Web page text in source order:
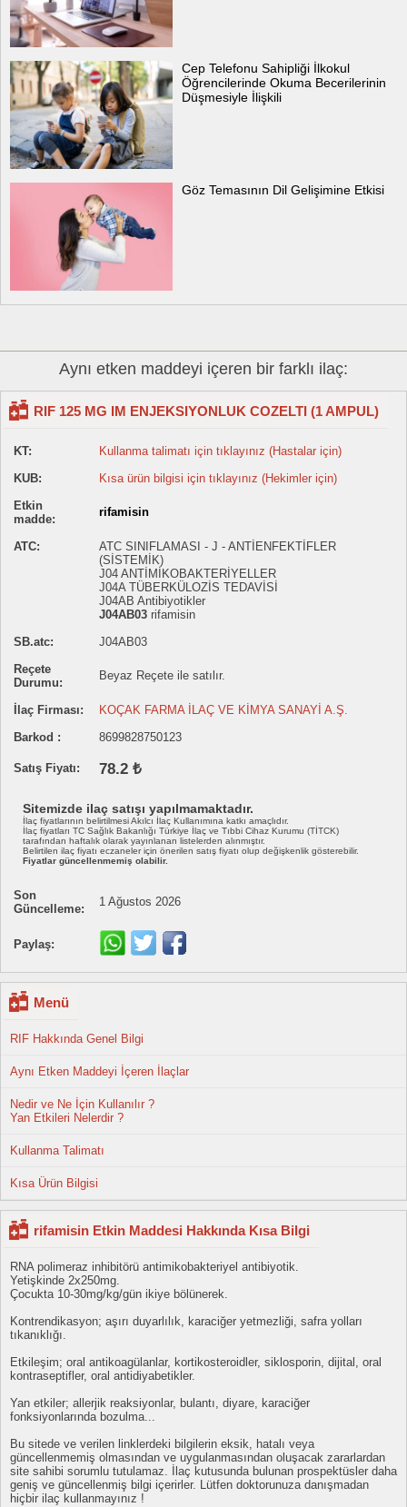
Cep Telefonu Sahipliği İlkokul
Öğrencilerinde Okuma Becerilerinin
Düşmesiyle İlişkili
Göz Temasının Dil Gelişimine Etkisi
Aynı etken maddeyi içeren bir farklı ilaç:
RIF 125 MG IM ENJEKSIYONLUK COZELTI (1 AMPUL)
KT:
Kullanma talimatı için tıklayınız (Hastalar için)
KUB:
Kısa ürün bilgisi için tıklayınız (Hekimler için)
Etkin
madde:
rifamisin
ATC:
ATC SINIFLAMASI - J - ANTİENFEKTİFLER
(SİSTEMİK)
J04 ANTİMİKOBAKTERİYELLER
J04A TÜBERKÜLOZİS TEDAVİSİ
J04AB Antibiyotikler
J04AB03 rifamisin
SB.atc:
J04AB03
Reçete
Durumu:
Beyaz Reçete ile satılır.
İlaç Firması:
KOÇAK FARMA İLAÇ VE KİMYA SANAYİ A.Ş.
Barkod :
8699828750123
Satış Fiyatı: 78.2 ₺
Sitemizde ilaç satışı yapılmamaktadır.
İlaç fiyatlarının belirtilmesi Akılcı İlaç Kullanımına katkı amaçlıdır.
İlaç fiyatları TC Sağlık Bakanlığı Türkiye İlaç ve Tıbbi Cihaz Kurumu (TİTCK)
tarafından haftalık olarak yayınlanan listelerden alınmıştır.
Belirtilen ilaç fiyatı eczaneler için önerilen satış fiyatı olup değişkenlik gösterebilir.
Fiyatlar güncellenmemiş olabilir.
Son
Güncelleme:
1 Ağustos 2026
Paylaş:
Menü
RIF Hakkında Genel Bilgi
Aynı Etken Maddeyi İçeren İlaçlar
Nedir ve Ne İçin Kullanılır ?
Yan Etkileri Nelerdir ?
Kullanma Talimatı
Kısa Ürün Bilgisi
rifamisin Etkin Maddesi Hakkında Kısa Bilgi
RNA polimeraz inhibitörü antimikobakteriyel antibiyotik.
Yetişkinde 2x250mg.
Çocukta 10-30mg/kg/gün ikiye bölünerek.
Kontrendikasyon; aşırı duyarlılık, karaciğer yetmezliği, safra yolları
tıkanıklığı.
Etkileşim; oral antikoagülanlar, kortikosteroidler, siklosporin, dijital, oral
kontraseptifler, oral antidiyabetikler.
Yan etkiler; allerjik reaksiyonlar, bulantı, diyare, karaciğer
fonksiyonlarında bozulma...
Bu sitede ve verilen linklerdeki bilgilerin eksik, hatalı veya
güncellenmemiş olmasından ve uygulanmasından oluşacak zararlardan
site sahibi sorumlu tutulamaz. İlaç kutusunda bulunan prospektüsler daha
geniş ve güncellenmiş bilgi içerirler. Lütfen doktorunuza danışmadan
hiçbir ilaç kullanmayınız !